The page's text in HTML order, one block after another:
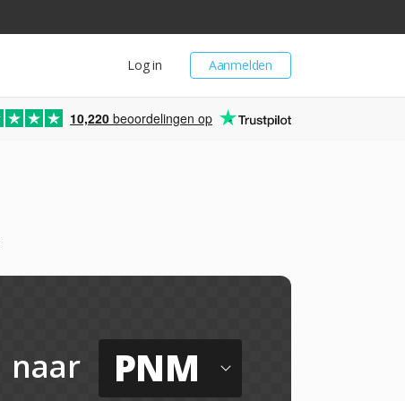
Aanmelden
Log in
10,220 beoordelingen op
naar PNM